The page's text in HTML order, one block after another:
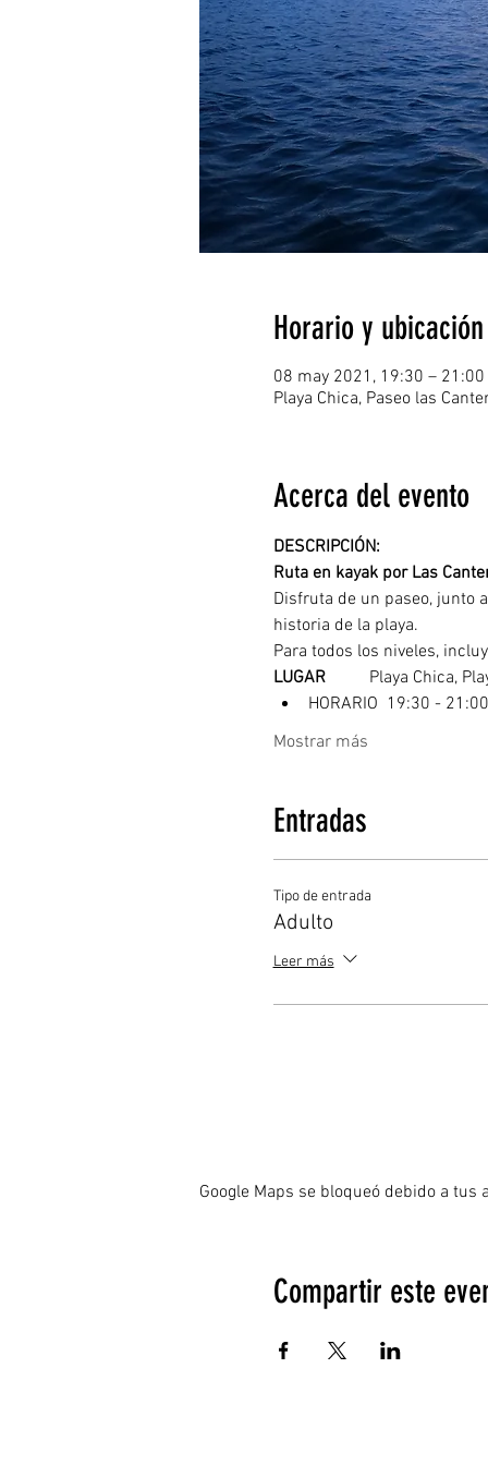
Horario y ubicación
08 may 2021, 19:30 – 21:00
Playa Chica, Paseo las
Acerca del evento
DESCRIPCIÓN:
Ruta en kayak por Las
Disfruta de un paseo, junto
historia de la playa.
Para todos los niveles,
LUGAR
Playa Chica,
HORARIO  19:30 - 21:00
Mostrar más
Entradas
Tipo de entrada
Adulto
Leer más
Google Maps se bloqueó debido a
Compartir este